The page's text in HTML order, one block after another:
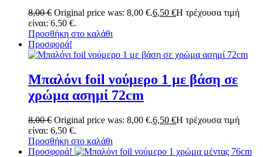
8,00€ Original price was: 8,00 €.6,50 €Η τρέχουσα τιμή
είναι: 6,50 €.
Προσθήκη στο καλάθι
Προσφορά!
Μπαλόνι foil νούμερο 1 με βάση σε
χρώμα ασημί 72cm
8,00€ Original price was: 8,00 €.6,50 €Η τρέχουσα τιμή
είναι: 6,50 €.
Προσθήκη στο καλάθι
Προσφορά!